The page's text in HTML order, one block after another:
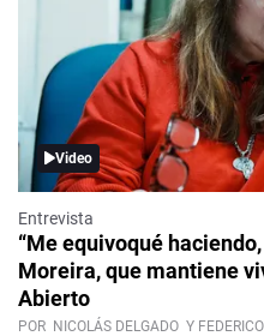
Video
Entrevista
“Me equivoqué
Moreira, que mantiene
Abierto
POR NICOLÁS DELGADO Y